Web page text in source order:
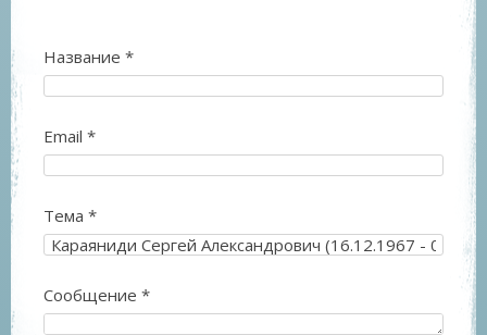
Название *
Email *
Тема *
Сообщение *